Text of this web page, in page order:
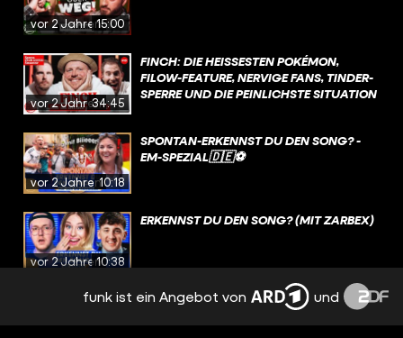
vor 2 Jahren15:00
vor 2 Jahren34:45
FINCH: DIE HEISSESTEN POKÉMON, F
ILOW-FEATURE, NERVIGE FANS, TINDER-S
PERRE UND DIE PEINLICHSTE SITUATION
vor 2 Jahren10:18
SPONTAN-ERKENNST DU DEN SONG? -
EM-SPEZIAL🇩🇪⚽
vor 2 Jahren10:38
ERKENNST DU DEN SONG? (MIT ZARBEX)
SONG KORREKT ODER WEG! (MIT
funk ist ein Angebot von und